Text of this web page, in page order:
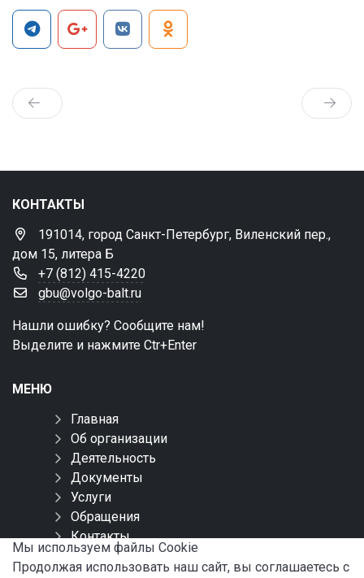
КОНТАКТЫ
191014, город Санкт-Петербург, Виленский пер.,
дом 15, литера Б
+7 (812) 415-4220
gbu@volgo-balt.ru
Нашли ошибку? Сообщите нам!
Выделите и нажмите Ctr+Enter
МЕНЮ
Главная
Об организации
Деятельность
Документы
Услуги
Обращения
Контакты
Карта сайта
Мы используем файлы Сookie
Продолжая использовать наш сайт, вы соглашаетесь с